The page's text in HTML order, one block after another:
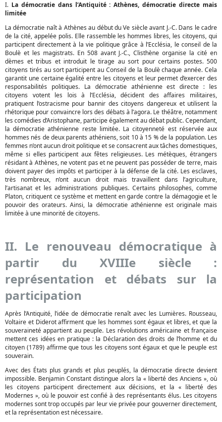
I. La démocratie dans l’Antiquité : Athènes, démocratie directe mais
limitée
La démocratie naît à Athènes au début du Ve siècle avant J.-C. Dans le cadre
de la cité, appelée polis. Elle rassemble les hommes libres, les citoyens, qui
participent directement à la vie politique grâce à l’Ecclésia, le conseil de la
Boulè et les magistrats. En 508 avant J.-C., Clisthène organise la cité en
dèmes et tribus et introduit le tirage au sort pour certains postes. 500
citoyens tirés au sort participent au Conseil de la Boulè chaque année. Cela
garantit une certaine égalité entre les citoyens et leur permet d’exercer des
responsabilités politiques. La démocratie athénienne est directe : les
citoyens votent les lois à l’Ecclésia, décident des affaires militaires,
pratiquent l’ostracisme pour bannir des citoyens dangereux et utilisent la
rhétorique pour convaincre lors des débats à l’agora. Le théâtre, notamment
les comédies d’Aristophane, participe également au débat public. Cependant,
la démocratie athénienne reste limitée. La citoyenneté est réservée aux
hommes nés de deux parents athéniens, soit 10 à 15 % de la population. Les
femmes n’ont aucun droit politique et se consacrent aux tâches domestiques,
même si elles participent aux fêtes religieuses. Les métèques, étrangers
résidant à Athènes, ne votent pas et ne peuvent pas posséder de terre, mais
doivent payer des impôts et participer à la défense de la cité. Les esclaves,
très nombreux, n’ont aucun droit mais travaillent dans l’agriculture,
l’artisanat et les administrations publiques. Certains philosophes, comme
Platon, critiquent ce système et mettent en garde contre la démagogie et le
pouvoir des orateurs. Ainsi, la démocratie athénienne est originale mais
limitée à une minorité de citoyens.
II. Le renouveau démocratique à
partir du XVIIIe siècle :
représentation et débats sur la
participation
Après l’Antiquité, l’idée de démocratie renaît avec les Lumières. Rousseau,
Voltaire et Diderot affirment que les hommes sont égaux et libres, et que la
souveraineté appartient au peuple. Les révolutions américaine et française
mettent ces idées en pratique : la Déclaration des droits de l’homme et du
citoyen (1789) affirme que tous les citoyens sont égaux et que le peuple est
souverain.
Avec des États plus grands et plus peuplés, la démocratie directe devient
impossible. Benjamin Constant distingue alors la « liberté des Anciens », où
les citoyens participent directement aux décisions, et la « liberté des
Modernes », où le pouvoir est confié à des représentants élus. Les citoyens
modernes sont trop occupés par leur vie privée pour gouverner directement,
et la représentation est nécessaire.